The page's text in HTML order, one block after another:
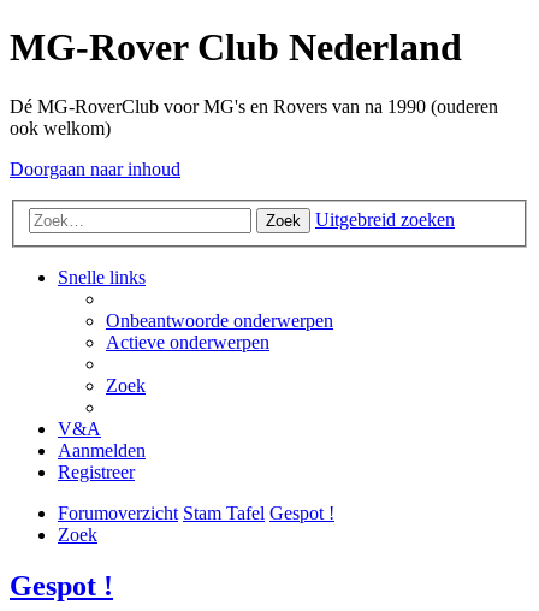
MG-Rover Club Nederland
Dé MG-RoverClub voor MG's en Rovers van na 1990 (ouderen
ook welkom)
Doorgaan naar inhoud
Zoek Uitgebreid zoeken
Snelle links
Onbeantwoorde onderwerpen
Actieve onderwerpen
Zoek
V&A
Aanmelden
Registreer
Forumoverzicht Stam Tafel Gespot !
Zoek
Gespot !